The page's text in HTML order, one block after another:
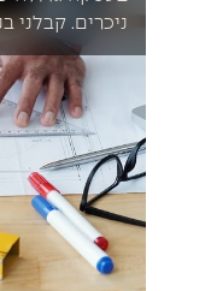
ניכרים. קבלני